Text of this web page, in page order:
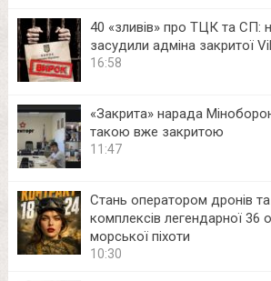
40 «зливів» про ТЦК та СП:
засудили адміна закритої
16:58
«Закрита» нарада
такою вже закритою
11:47
Стань оператором дронів
комплексів легендарної 36
морської піхоти
10:30